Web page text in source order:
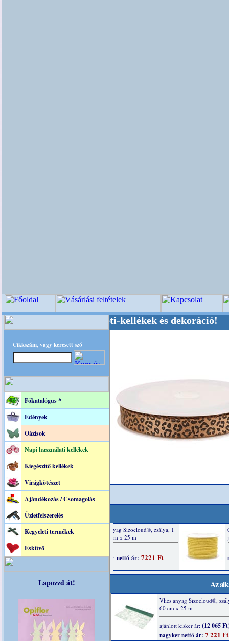
Cikkszám, vagy keresett szó
Főkatalógus *
Edények
Oázisok
Napi használati kellékek
Kiegészítő kellékek
Virágkötészet
Ajándékozás / Csomagolás
Üzletfelszerelés
Kegyeleti termékek
Esküvő
Lapozzd át!
, Kegyeleti-kellékek és dekoráció!
Az
Vlies anyag Sizocloud®,
60 cm x 25 m
ajánlott kisker ár:(12 065
nagyker nettó ár: 7 221 Ft